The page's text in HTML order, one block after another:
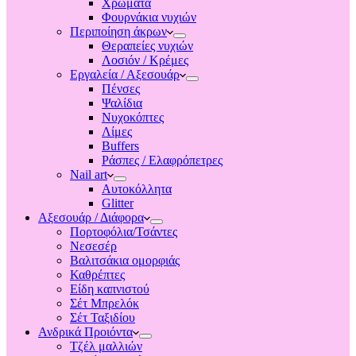
Χρώματα
Φουρνάκια νυχιών
Περιποίηση άκρων
Θεραπείες νυχιών
Λοσιόν / Κρέμες
Εργαλεία / Αξεσουάρ
Πένσες
Ψαλίδια
Νυχοκόπτες
Λίμες
Buffers
Ράσπες / Ελαφρόπετρες
Nail art
Αυτοκόλλητα
Glitter
Αξεσουάρ / Διάφορα
Πορτοφόλια/Τσάντες
Νεσεσέρ
Βαλιτσάκια ομορφιάς
Καθρέπτες
Είδη καπνιστού
Σέτ Μπρελόκ
Σέτ Ταξιδίου
Ανδρικά Προιόντα
Τζέλ μαλλιών